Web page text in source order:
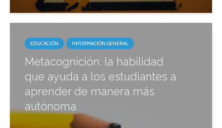
EDUCACIÓN INFORMACIÓN GENERAL
Metacognición: la habilidad
que ayuda a los estudiantes a
aprender de manera más
autónoma